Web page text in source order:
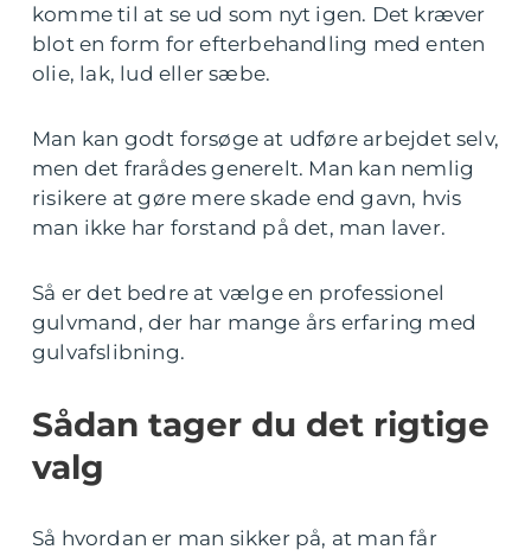
komme til at se ud som nyt igen. Det kræver
blot en form for efterbehandling med enten
olie, lak, lud eller sæbe.
Man kan godt forsøge at udføre arbejdet selv,
men det frarådes generelt. Man kan nemlig
risikere at gøre mere skade end gavn, hvis
man ikke har forstand på det, man laver.
Så er det bedre at vælge en professionel
gulvmand, der har mange års erfaring med
gulvafslibning.
Sådan tager du det rigtige
valg
Så hvordan er man sikker på, at man får